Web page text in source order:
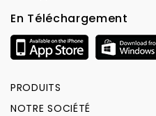
En Téléchargement
PRODUITS
NOTRE SOCIÉTÉ